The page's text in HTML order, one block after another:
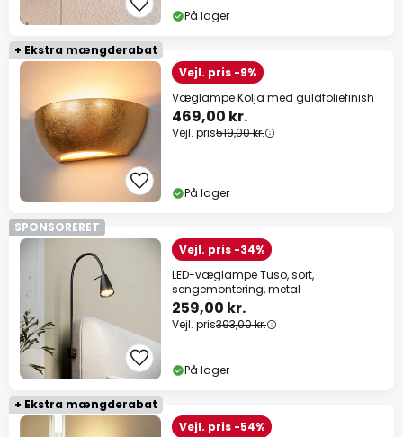
På lager
+ Ekstra mængderabat
Vejl. pris -9%
Væglampe Kolja med guldfoliefinish
469,00 kr.
Vejl. pris519,00 kr.
På lager
SPONSORERET
Vejl. pris -34%
LED-væglampe Tuso, sort,
sengemontering, metal
259,00 kr.
Vejl. pris393,00 kr.
På lager
+ Ekstra mængderabat
Vejl. pris -54%